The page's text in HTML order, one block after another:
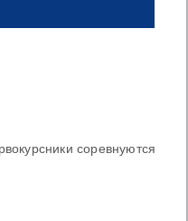
соревнуются